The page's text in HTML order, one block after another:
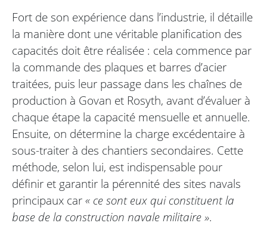
Fort de son expérience dans l’industrie, il détaille
la manière dont une véritable planification des
capacités doit être réalisée : cela commence par
la commande des plaques et barres d’acier
traitées, puis leur passage dans les chaînes de
production à Govan et Rosyth, avant d’évaluer à
chaque étape la capacité mensuelle et annuelle.
Ensuite, on détermine la charge excédentaire à
sous-traiter à des chantiers secondaires. Cette
méthode, selon lui, est indispensable pour
définir et garantir la pérennité des sites navals
principaux car« ce sont eux qui constituent la
base de la construction navale militaire ».